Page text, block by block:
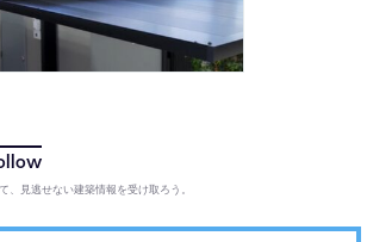
、見逃せない建築情報を受け取ろう。